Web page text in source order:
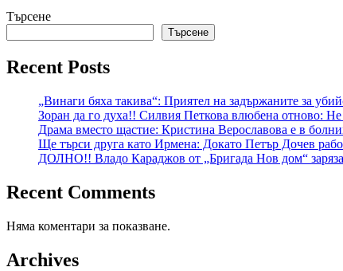
Търсене
Търсене
Recent Posts
„Винаги бяха такива“: Приятел на задържаните за
Зоран да го духа!! Силвия Петкова влюбена отново:
Драма вместо щастие: Кристина Верославова е в
Ще търси друга като Ирмена: Докато Петър Дочев
ДОЛНО!! Владо Караджов от „Бригада Нов дом“
Recent Comments
Няма коментари за показване.
Archives